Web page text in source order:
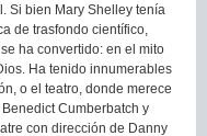
Si bien Mary Shelley tenía
de trasfondo científico,
ha convertido: en el mito
Ha tenido innumerables
o el teatro, donde merece
Cumberbatch y
con dirección de Danny